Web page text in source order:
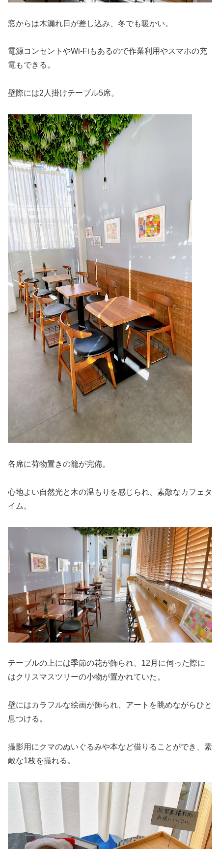
窓からは木漏れ日が差し込み、冬でも暖かい。
電源コンセントやWi-Fiもあるので作業利用やスマホの充
電もできる。
壁際には2人掛けテーブル5席。
各席に荷物置きの籠が完備。
心地よい自然光と木の温もりを感じられ、素敵なカフェタ
イム。
テーブルの上には季節の花が飾られ、12月に伺った際に
はクリスマスツリーの小物が置かれていた。
壁にはカラフルな絵画が飾られ、アートを眺めながらひと
息つける。
撮影用にクマのぬいぐるみや本など借りることができ、素
敵な1枚を撮れる。